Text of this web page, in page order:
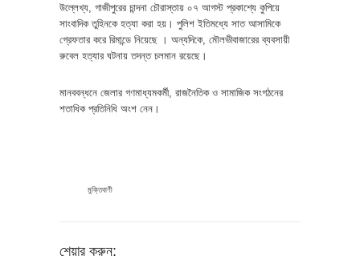
উল্লেখ্য, গাজীপুরের চান্দনা চৌরাস্তায় ০৭ আগস্ট প্রকাশ্যে কুপিয়ে
সাংবাদিক তুহিনকে হত্যা করা হয়। পুলিশ ইতিমধ্যে সাত আসামিকে
গ্রেফতার করে রিমান্ডে নিয়েছে । অন্যদিকে, মৌলভীবাজারের ব্যবসায়ী
রুবেল হত্যার ঘটনায় তদন্ত চলমান রয়েছে।
মানববন্ধনে জেলার গণমাধ্যমকর্মী, রাজনৈতিক ও সামাজিক সংগঠনের
শতাধিক প্রতিনিধি অংশ নেন।
মুক্তিবাণী
শেয়ার করুন: